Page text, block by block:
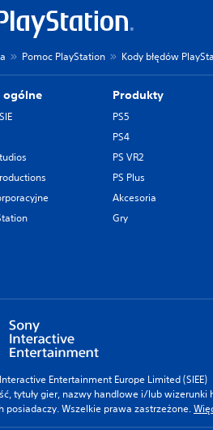
Pomoc PlayStation Kody błędów
ogólne Produkty
PS5
PS4
PS VR2
PS Plus
Akcesoria
Gry
Entertainment Europe Limited (SIEE)
tytuły gier, nazwy handlowe i/lub
posiadaczy. Wszelkie prawa zastrzeżone.